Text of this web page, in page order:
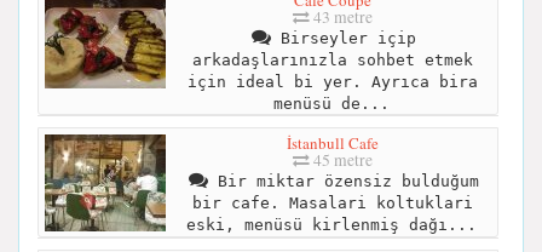
43 metre
Birseyler içip
arkadaşlarınızla sohbet etmek
için ideal bi yer. Ayrıca bira
menüsü de...
İstanbull Cafe
45 metre
Bir miktar özensiz bulduğum
bir cafe. Masalari koltuklari
eski, menüsü kirlenmiş dağı...